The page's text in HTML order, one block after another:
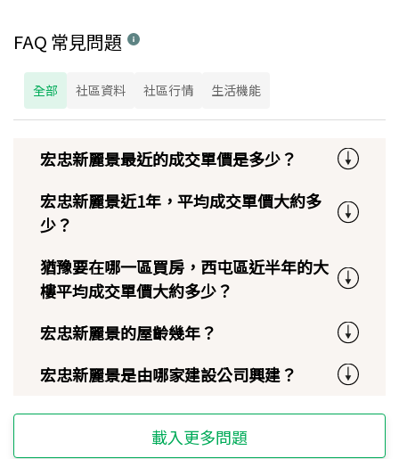
FAQ 常見問題
全部 社區資料 社區行情 生活機能
宏忠新麗景最近的成交單價是多少？
宏忠新麗景近1年，平均成交單價大約多
少？
猶豫要在哪一區買房，西屯區近半年的大
樓平均成交單價大約多少？
宏忠新麗景的屋齡幾年？
宏忠新麗景是由哪家建設公司興建？
載入更多問題